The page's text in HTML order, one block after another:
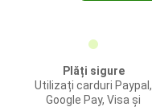
Plăți sigure
Utilizați carduri Paypal,
Google Pay, Visa și